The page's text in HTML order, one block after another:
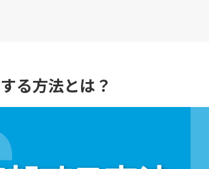
る方法とは？